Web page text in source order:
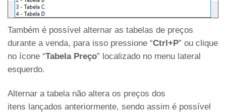
Também é possível alternar as tabelas de preços
durante a venda, para isso pressione “Ctrl+P” ou clique
no ícone “Tabela Preço” localizado no menu lateral
esquerdo.
Alternar a tabela não altera os preços dos
itens lançados anteriormente, sendo assim é possível